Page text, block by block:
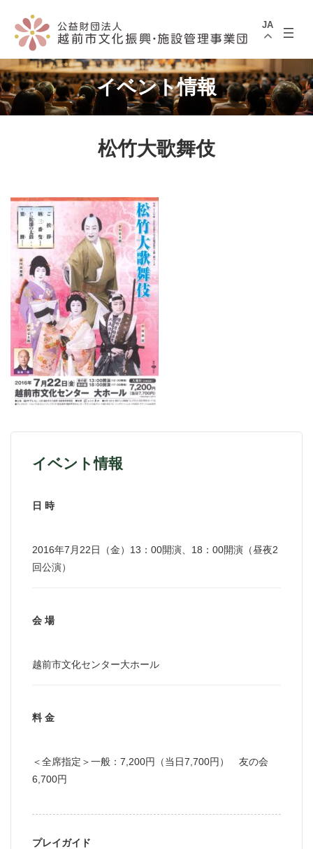
へ
ス
キ
ッ
プ
ョ
ン
に
移
動
JA
イベント情報
松竹大歌舞伎
イベント情報
日 時
2016年7月22日（金）13：00開演、18：00開演（昼夜2
回公演）
会 場
越前市文化センター大ホール
料 金
＜全席指定＞一般：7,200円（当日7,700円） 友の会
6,700円
プレイガイド